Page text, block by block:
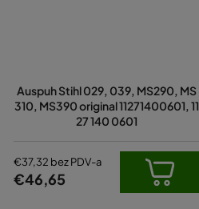
Auspuh Stihl 029, 039, MS290, MS
310, MS390 original 11271400601, 11
27 140 0601
€37,32 bez PDV-a
€46,65